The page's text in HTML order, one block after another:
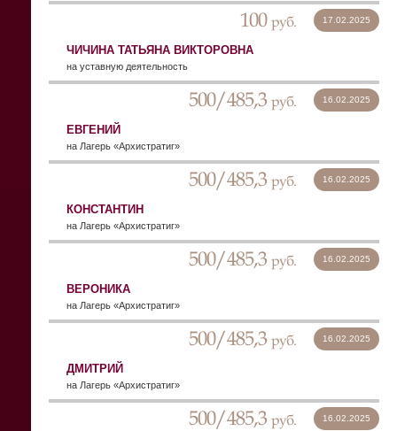
100 руб. 17.02.2025
ЧИЧИНА ТАТЬЯНА ВИКТОРОВНА
на уставную деятельность
500/485,3 руб. 16.02.2025
ЕВГЕНИЙ
на Лагерь «Архистратиг»
500/485,3 руб. 16.02.2025
КОНСТАНТИН
на Лагерь «Архистратиг»
500/485,3 руб. 16.02.2025
ВЕРОНИКА
на Лагерь «Архистратиг»
500/485,3 руб. 16.02.2025
ДМИТРИЙ
на Лагерь «Архистратиг»
500/485,3 руб. 16.02.2025